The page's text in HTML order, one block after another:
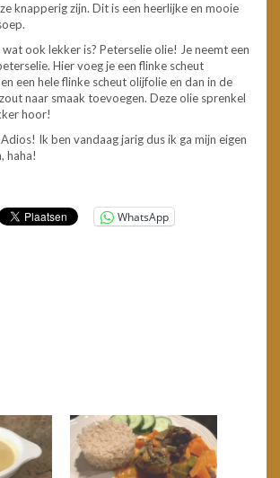
knapperig zijn. Dit is een heerlijke en mooie
ook lekker is? Peterselie olie! Je neemt een
Hier voeg je een flinke scheut
een hele flinke scheut olijfolie en dan in de
naar smaak toevoegen. Deze olie sprenkel
hoor!
Ik ben vandaag jarig dus ik ga mijn eigen
haha!
WhatsApp